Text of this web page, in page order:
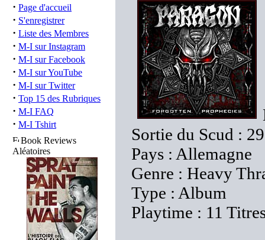
· Page d'accueil
· S'enregistrer
· Liste des Membres
· M-I sur Instagram
· M-I sur Facebook
· M-I sur YouTube
· M-I sur Twitter
· Top 15 des Rubriques
· M-I FAQ
· M-I Tshirt
Book Reviews
Aléatoires
Sortie du Scud :
Pays : Allemagne
Genre : Heavy
Type : Album
Playtime : 11